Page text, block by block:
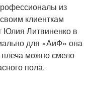
из
клиенткам
Юлия Литвиненко в
для «АиФ» она
плеча можно смело
пола.